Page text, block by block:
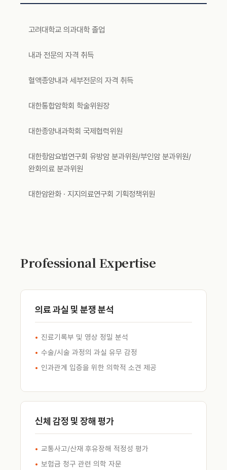
고려대학교 의과대학 졸업
내과 전문의 자격 취득
혈액종양내과 세부전문의 자격 취득
대한통합암학회 학술위원장
대한종양내과학회 국제협력위원
대한항암요법연구회 유방암 분과위원/부인암 분과위원/
완화의료 분과위원
대한암완화 · 지지의료연구회 기획정책위원
Professional Expertise
의료 과실 및 분쟁 분석
진료기록부 및 영상 정밀 분석
수술/시술 과정의 과실 유무 감정
인과관계 입증을 위한 의학적 소견 제공
신체 감정 및 장해 평가
교통사고/산재 후유장해 적정성 평가
보험금 청구 관련 의학 자문